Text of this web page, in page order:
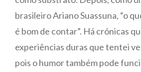
brasileiro Ariano Suassuna, “o
é bom de contar”. Há crónicas
experiências duras que tentei
pois o humor também pode